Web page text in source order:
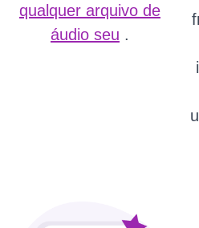
qualquer arquivo de
áudio seu .